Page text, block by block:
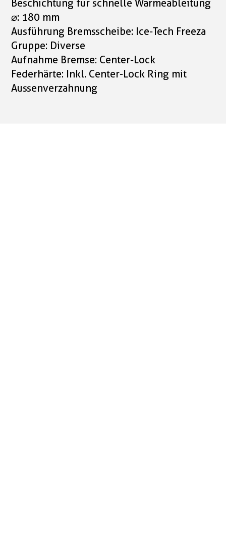
Beschichtung für schnelle Wärmeableitung
⌀: 180 mm
Ausführung Bremsscheibe: Ice-Tech Freeza
Gruppe: Diverse
Aufnahme Bremse: Center-Lock
Federhärte: Inkl. Center-Lock Ring mit
Aussenverzahnung